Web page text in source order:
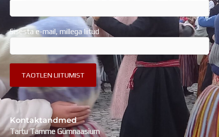
Sisesta e-mail, millega liitud
Kontaktandmed
Tartu Tamme Gümnaasium